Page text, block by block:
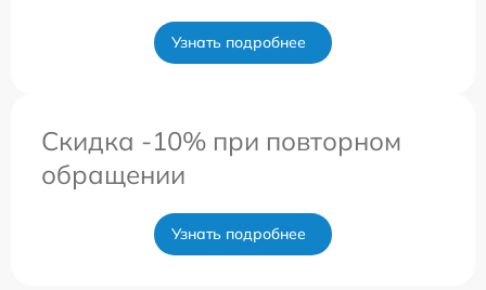
Узнать подробнее
Скидка -10% при повторном
обращении
Узнать подробнее